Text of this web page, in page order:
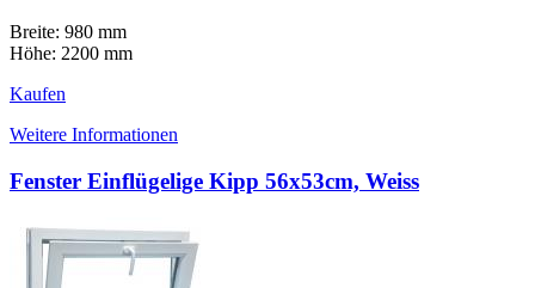
Breite: 980 mm
Höhe: 2200 mm
Kaufen
Weitere Informationen
Fenster Einflügelige Kipp 56x53cm, Weiss